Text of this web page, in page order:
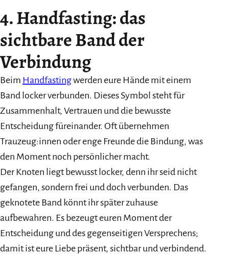
4. Handfasting: das
sichtbare Band der
Verbindung
Beim Handfastingwerden eure Hände mit einem
Band locker verbunden. Dieses Symbol steht für
Zusammenhalt, Vertrauen und die bewusste
Entscheidung füreinander. Oft übernehmen
Trauzeug:innen oder enge Freunde die Bindung, was
den Moment noch persönlicher macht.
Der Knoten liegt bewusst locker, denn ihr seid nicht
gefangen, sondern frei und doch verbunden. Das
geknotete Band könnt ihr später zuhause
aufbewahren. Es bezeugt euren Moment der
Entscheidung und des gegenseitigen Versprechens;
damit ist eure Liebe präsent, sichtbar und verbindend.